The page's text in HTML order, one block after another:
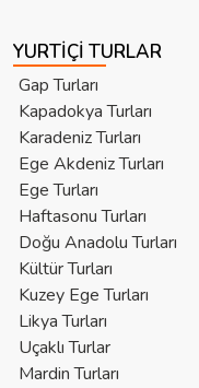
YURTIÇI TURLAR
Gap Turları
Kapadokya Turları
Karadeniz Turları
Ege Akdeniz Turları
Ege Turları
Haftasonu Turları
Doğu Anadolu Turları
Kültür Turları
Kuzey Ege Turları
Likya Turları
Uçaklı Turlar
Mardin Turları